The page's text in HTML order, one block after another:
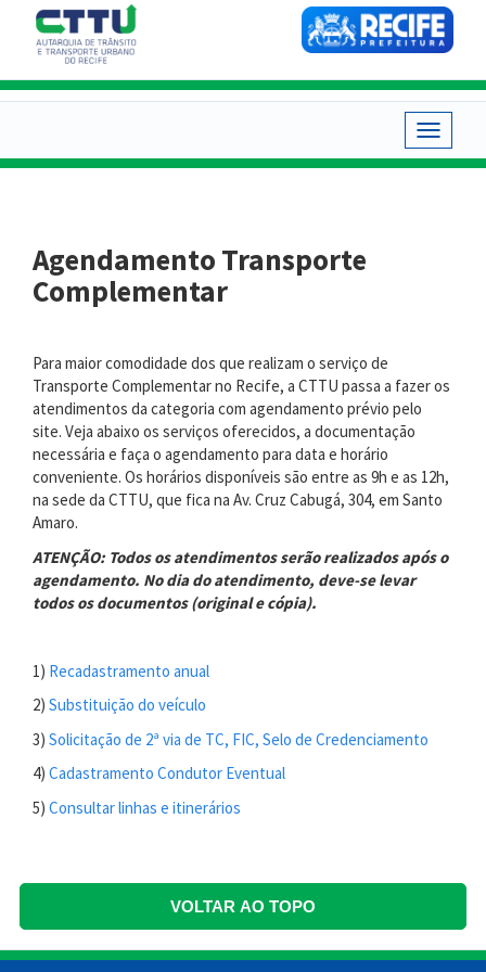
conteúdo
principal
Toggle
Agendamento Transporte
Complementar
Para maior comodidade dos que realizam o serviço de
Transporte Complementar no Recife, a CTTU passa a fazer os
atendimentos da categoria com agendamento prévio pelo
site. Veja abaixo os serviços oferecidos, a documentação
necessária e faça o agendamento para data e horário
conveniente. Os horários disponíveis são entre as 9h e as 12h,
na sede da CTTU, que fica na Av. Cruz Cabugá, 304, em Santo
Amaro.
ATENÇÃO: Todos os atendimentos serão realizados após o
agendamento. No dia do atendimento, deve-se levar
todos os documentos (original e cópia).
1) Recadastramento anual
2) Substituição do veículo
3) Solicitação de 2ª via de TC, FIC, Selo de Credenciamento
4) Cadastramento Condutor Eventual
5) Consultar linhas e itinerários
VOLTAR AO TOPO